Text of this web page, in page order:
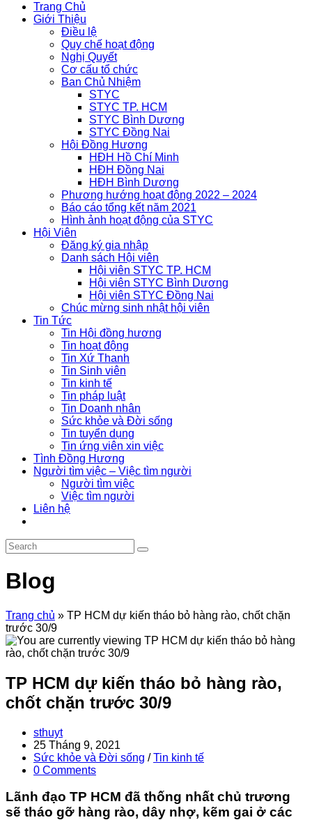
Trang Chủ
Giới Thiệu
Điều lệ
Quy chế hoạt động
Nghị Quyết
Cơ cấu tổ chức
Ban Chủ Nhiệm
STYC
STYC TP. HCM
STYC Bình Dương
STYC Đồng Nai
Hội Đồng Hương
HĐH Hồ Chí Minh
HĐH Đồng Nai
HĐH Bình Dương
Phương hướng hoạt động 2022 – 2024
Báo cáo tổng kết năm 2021
Hình ảnh hoạt động của STYC
Hội Viên
Đăng ký gia nhập
Danh sách Hội viên
Hội viên STYC TP. HCM
Hội viên STYC Bình Dương
Hội viên STYC Đồng Nai
Chúc mừng sinh nhật hội viên
Tin Tức
Tin Hội đồng hương
Tin hoạt động
Tin Xứ Thanh
Tin Sinh viên
Tin kinh tế
Tin pháp luật
Tin Doanh nhân
Sức khỏe và Đời sống
Tin tuyển dụng
Tin ứng viên xin việc
Tình Đồng Hương
Người tìm việc – Việc tìm người
Người tìm việc
Việc tìm người
Liên hệ
Blog
Trang chủ » TP HCM dự kiến tháo bỏ hàng rào, chốt chặn
trước 30/9
TP HCM dự kiến tháo bỏ hàng rào,
chốt chặn trước 30/9
Post
author:
sthuyt
Post
published:
25 Tháng 9, 2021
Post
category:
Sức khỏe và Đời sống / Tin kinh tế
Post
0 Comments
Lãnh đạo TP HCM đã thống nhất chủ trương
sẽ tháo gỡ hàng rào, dây nhợ, kẽm gai ở các